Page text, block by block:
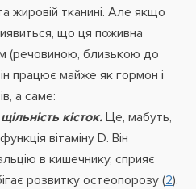
жировій тканині. Але якщо
що ця поживна
(речовиною, близькою до
працює майже як гормон і
а саме:
кісток. Це, мабуть,
вітаміну D. Він
в кишечнику, сприяє
розвитку остеопорозу (2).